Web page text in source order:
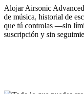
Alojar Airsonic
de música, historial de
que tú controlas —sin
suscripción y sin